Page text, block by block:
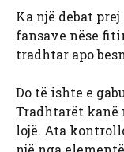
Ka një debat
fansave nëse
tradhtar apo
Do të ishte e
Tradhtarët kanë
lojë. Ata